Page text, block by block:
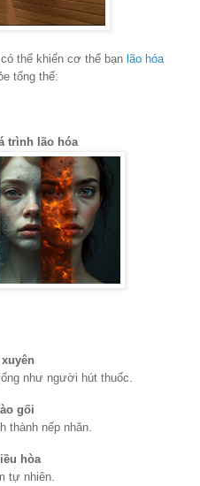
có thể khiến cơ thể bạn lão hóa
tổng thể:
trình lão hóa
như người hút thuốc.
gối
thành nếp nhăn.
hòa
tự nhiên.